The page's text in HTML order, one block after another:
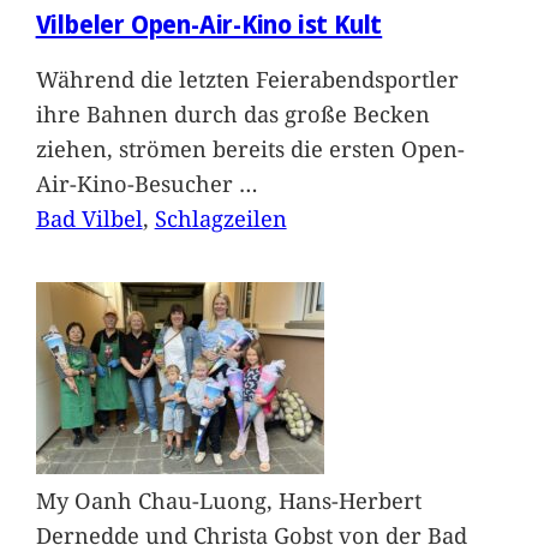
Vilbeler Open-Air-Kino ist Kult
Während die letzten Feierabendsportler
ihre Bahnen durch das große Becken
ziehen, strömen bereits die ersten Open-
Air-Kino-Besucher …
Bad Vilbel, Schlagzeilen
My Oanh Chau-Luong, Hans-Herbert
Dernedde und Christa Gobst von der Bad